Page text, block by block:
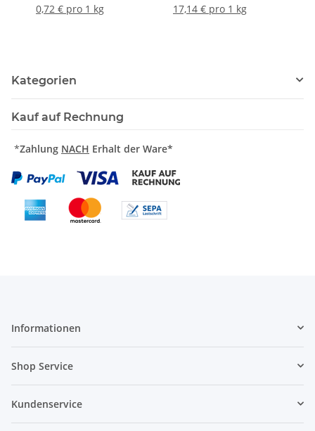
0,72 € pro 1 kg
17,14 € pro 1 kg
Kategorien
Kauf auf Rechnung
*Zahlung NACH Erhalt der Ware*
Informationen
Shop Service
Kundenservice